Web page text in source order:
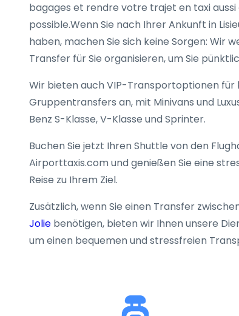
bagages et rendre votre trajet en taxi
possible.Wenn Sie nach Ihrer Ankunft in
haben, machen Sie sich keine Sorgen: Wir
Transfer für Sie organisieren, um Sie
Wir bieten auch VIP-Transportoptionen für
Gruppentransfers an, mit Minivans und
Benz S-Klasse, V-Klasse und Sprinter.
Buchen Sie jetzt Ihren Shuttle von den
Airporttaxis.com und genießen Sie eine
Reise zu Ihrem Ziel.
Zusätzlich, wenn Sie einen Transfer
Joliebenötigen, bieten wir Ihnen unsere
um einen bequemen und stressfreien